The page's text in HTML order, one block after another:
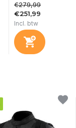
Uitverkocht
€279,99
€251,99
Incl. btw